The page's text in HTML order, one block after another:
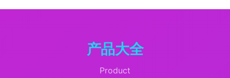
产品大全
Product